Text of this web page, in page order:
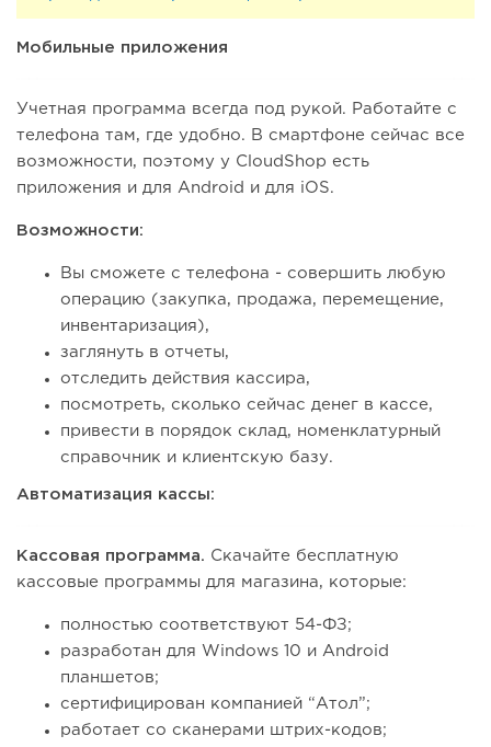
Мобильные приложения
Учетная программа всегда под рукой. Работайте с
телефона там, где удобно. В смартфоне сейчас все
возможности, поэтому у CloudShop есть
приложения и для Android и для iOS.
Возможности:
Вы сможете с телефона - совершить любую
операцию (закупка, продажа, перемещение,
инвентаризация),
заглянуть в отчеты,
отследить действия кассира,
посмотреть, сколько сейчас денег в кассе,
привести в порядок склад, номенклатурный
справочник и клиентскую базу.
Автоматизация кассы:
Кассовая программа. Скачайте бесплатную
кассовые программы для магазина, которые:
полностью соответствуют 54-ФЗ;
разработан для Windows 10 и Android
планшетов;
сертифицирован компанией “Атол”;
работает со сканерами штрих-кодов;